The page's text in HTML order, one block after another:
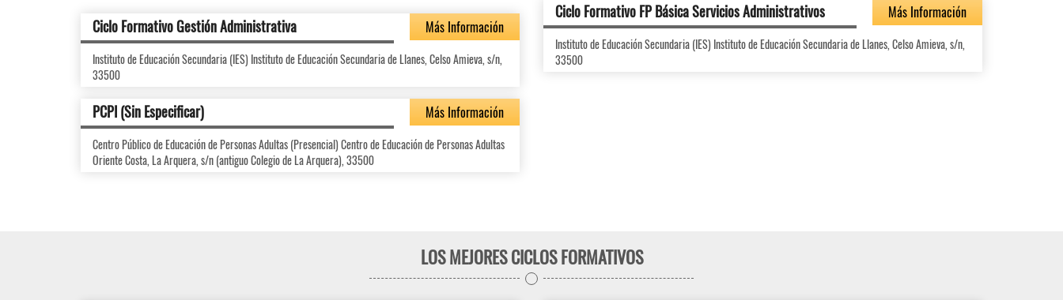
Ciclo Formativo FP Básica Servicios Administrativos Más Información
Instituto de Educación Secundaria (IES) Instituto de Educación Secundaria de Llanes, Celso Amieva, s/n,
33500
Ciclo Formativo Gestión Administrativa Más Información
Instituto de Educación Secundaria (IES) Instituto de Educación Secundaria de Llanes, Celso Amieva, s/n,
33500
PCPI (Sin Especificar) Más Información
Centro Público de Educación de Personas Adultas (Presencial) Centro de Educación de Personas Adultas
Oriente Costa, La Arquera, s/n (antiguo Colegio de La Arquera), 33500
LOS MEJORES CICLOS FORMATIVOS